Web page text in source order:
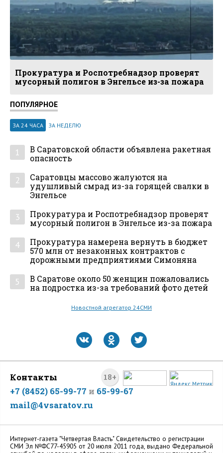
Прокуратура и Роспотребнадзор проверят
мусорный полигон в Энгельсе из-за пожара
ПОПУЛЯРНОЕ
ЗА 24 ЧАСА ЗА НЕДЕЛЮ
1
В Саратовской области объявлена ракетная
опасность
2
Саратовцы массово жалуются на
удушливый смрад из-за горящей свалки в
Энгельсе
3
Прокуратура и Роспотребнадзор проверят
мусорный полигон в Энгельсе из-за пожара
4
Прокуратура намерена вернуть в бюджет
570 млн от незаконных контрактов с
дорожными предприятиями Симоняна
5
В Саратове около 50 женщин пожаловались
на подростка из-за требований фото детей
Новостной агрегатор 24СМИ
18+
Контакты
+7 (8452) 65-99-77 и 65-99-67
mail@4vsaratov.ru
Интернет-газета "Четвертая Власть" Cвидетельство о регистрации
СМИ Эл №ФС77-45905 от 20 июля 2011 года, выдано Федеральной